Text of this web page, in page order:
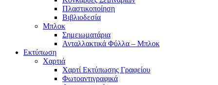
Πλαστικοποίηση
Βιβλιοδεσία
Μπλοκ
Σημειωματάρια
Ανταλλακτικά Φύλλα – Μπλοκ
Εκτύπωση
Χαρτιά
Χαρτί Εκτύπωσης Γραφείου
Φωτοαντιγραφικά